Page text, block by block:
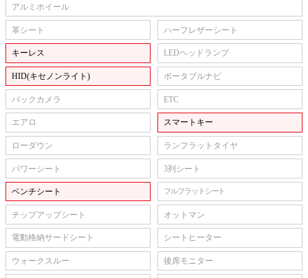
アルミホイール
革シート ハーフレザーシート
キーレス LEDヘッドランプ
HID(キセノンライト) ポータブルナビ
バックカメラ ETC
エアロ スマートキー
ローダウン ランフラットタイヤ
パワーシート 3列シート
ベンチシート フルフラットシート
チップアップシート オットマン
電動格納サードシート シートヒーター
ウォークスルー 後席モニター